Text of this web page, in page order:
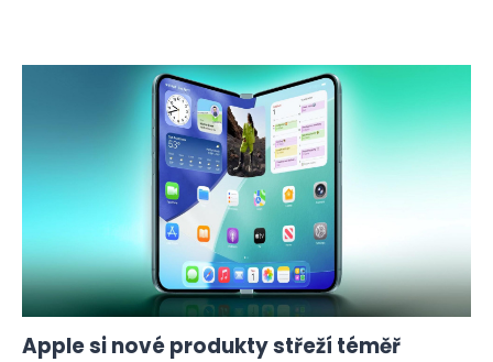
Apple si nové produkty střeží téměř